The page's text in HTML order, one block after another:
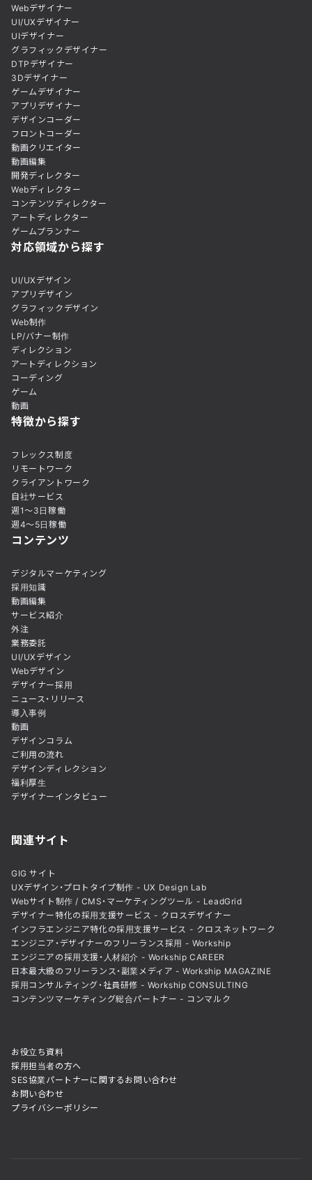
Webデザイナー
UI/UXデザイナー
UIデザイナー
グラフィックデザイナー
DTPデザイナー
3Dデザイナー
ゲームデザイナー
アプリデザイナー
デザインコーダー
フロントコーダー
動画クリエイター
動画編集
開発ディレクター
Webディレクター
コンテンツディレクター
アートディレクター
ゲームプランナー
対応領域から探す
UI/UXデザイン
アプリデザイン
グラフィックデザイン
Web制作
LP/バナー制作
ディレクション
アートディレクション
コーディング
ゲーム
動画
特徴から探す
フレックス制度
リモートワーク
クライアントワーク
自社サービス
週1〜3日稼働
週4〜5日稼働
コンテンツ
デジタルマーケティング
採用知識
動画編集
サービス紹介
外注
業務委託
UI/UXデザイン
Webデザイン
デザイナー採用
ニュース・リリース
導入事例
動画
デザインコラム
ご利用の流れ
デザインディレクション
福利厚生
デザイナーインタビュー
関連サイト
GIG サイト
UXデザイン・プロトタイプ制作 - UX Design Lab
Webサイト制作 / CMS・マーケティングツール - LeadGrid
デザイナー特化の採用支援サービス - クロスデザイナー
インフラエンジニア特化の採用支援サービス - クロスネットワーク
エンジニア・デザイナーのフリーランス採用 - Workship
エンジニアの採用支援・人材紹介 - Workship CAREER
日本最大級のフリーランス・副業メディア - Workship MAGAZINE
採用コンサルティング・社員研修 - Workship CONSULTING
コンテンツマーケティング総合パートナー - コンマルク
お役立ち資料
採用担当者の方へ
SES協業パートナーに関するお問い合わせ
お問い合わせ
プライバシーポリシー